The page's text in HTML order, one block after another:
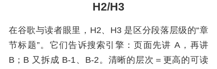
H2/H3
在谷歌与读者眼里，H2、H3 是区分段落层级的“章
节标题”。它们告诉搜索引擎：页面先讲 A，再讲
B；B 又拆成 B-1、B-2。清晰的层次＝更高的可读